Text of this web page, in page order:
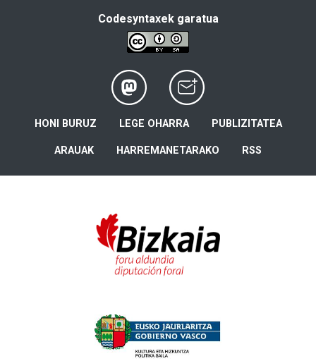
Codesyntaxek garatua
HONI BURUZ LEGE OHARRA PUBLIZITATEA
ARAUAK HARREMANETARAKO RSS